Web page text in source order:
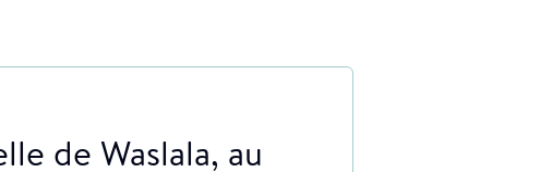
de Waslala, au